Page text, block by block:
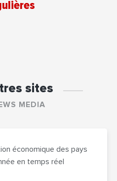
sites
MEDIA
économique des pays
en temps réel